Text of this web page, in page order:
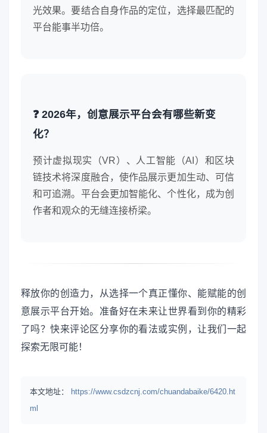
光效果。要结合自身作品的定位，选择最匹配的
平台能事半功倍。
❓ 2026年，创意展示平台会有哪些新变
化？
预计虚拟现实（VR）、人工智能（AI）和区块
链技术将深度融合，使作品展示更加生动、可信
和可追溯。平台会更加智能化、个性化，成为创
作者和观众的无缝连接桥梁。
释放你的创造力，从选择一个真正懂你、能赋能的创
意展示平台开始。准备好在未来让世界看到你的精彩
了吗？快来评论区分享你的看法或实例，让我们一起
探索无限可能！
本文地址：
https://www.csdzcnj.com/chuandabaike/6420.ht
ml